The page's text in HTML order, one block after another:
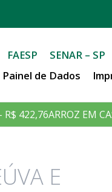
FAESP SENAR – SP
Painel de Dados
422,76ARROZ EM
E